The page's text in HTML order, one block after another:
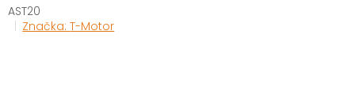
AST20
Značka:T-Motor